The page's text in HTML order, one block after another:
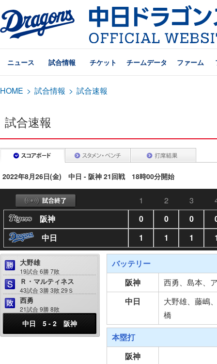
ニュース 試合情報 チケット チームデータ ファーム
HOME > 試合情報 > 試合速報
試合速報
2022年8月26日(金) 中日 - 阪神 21回戦 18時00分開始
1 2 3
阪神
0 0 0
中日
1 1 1
大野雄
19試合 6勝 7敗
Ｒ・マルティネス
43試合 3勝 3敗 29Ｓ
西勇
21試合 9勝 8敗
中日 5 - 2 阪神
バッテリー
阪神
西勇、島本、
中日
大野雄、藤嶋
橋
本塁打
阪神